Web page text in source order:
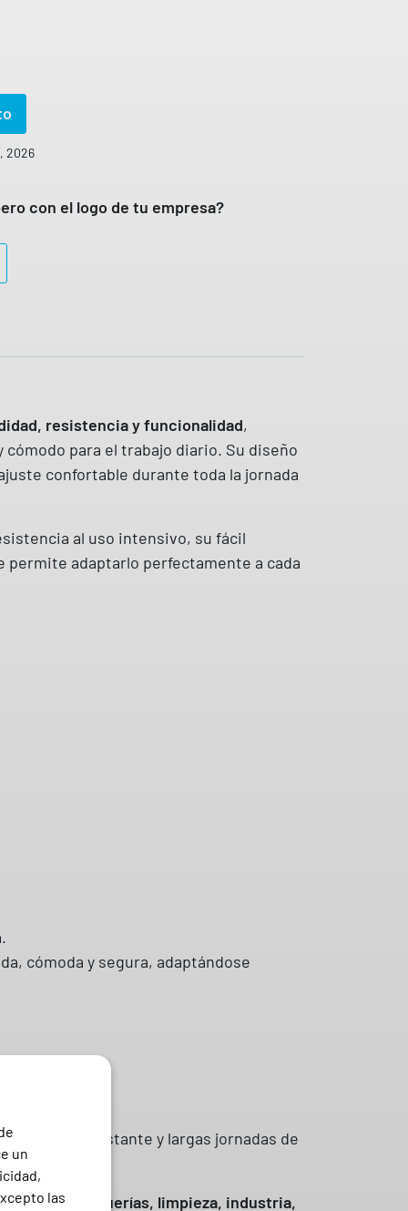
2026
con el logo de tu empresa?
resistencia y funcionalidad,
para el trabajo diario. Su diseño
confortable durante toda la jornada
al uso intensivo, su fácil
adaptarlo perfectamente a cada
cómoda y segura, adaptándose
constante y largas jornadas de
peluquerías, limpieza, industria,
un
las